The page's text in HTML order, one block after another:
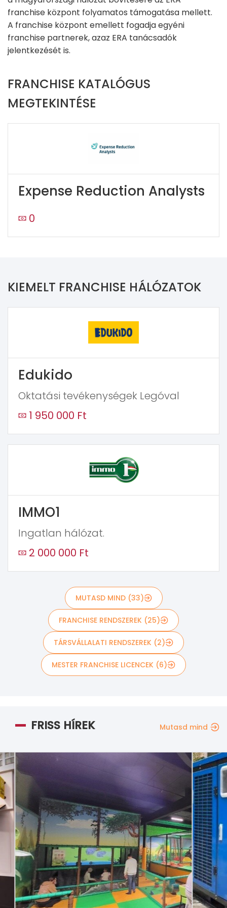
franchise központ folyamatos támogatása mellett.
A franchise központ emellett fogadja egyéni
franchise partnerek, azaz ERA tanácsadók
jelentkezését is.
FRANCHISE KATALÓGUS
MEGTEKINTÉSE
Expense Reduction Analysts
0
KIEMELT FRANCHISE HÁLÓZATOK
Edukido
Oktatási tevékenységek Legóval
1 950 000 Ft
IMMO1
Ingatlan hálózat.
2 000 000 Ft
MUTASD MIND (33)
FRANCHISE RENDSZEREK (25)
TÁRSVÁLLALATI RENDSZEREK (2)
MESTER FRANCHISE LICENCEK (6)
FRISS HÍREK Mutasd mind